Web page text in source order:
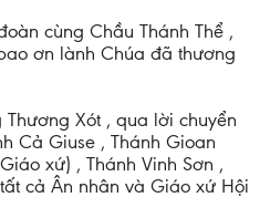
cùng Chầu Thánh Thể ,
ơn lành Chúa đã thương
Xót , qua lời chuyển
Cả Giuse , Thánh Gioan
xứ) , Thánh Vinh Sơn ,
cả Ân nhân và Giáo xứ Hội